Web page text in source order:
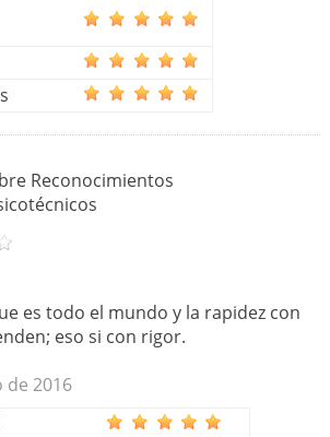
Reconocimientos
es todo el mundo y la rapidez con
eso si con rigor.
de 2016